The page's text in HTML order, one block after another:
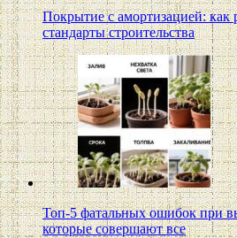
Покрытие с амортизацией: как
стандарты строительства
Топ-5 фатальных ошибок при
которые совершают все